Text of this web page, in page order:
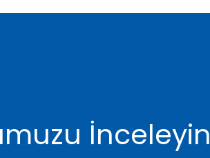
İnceleyin